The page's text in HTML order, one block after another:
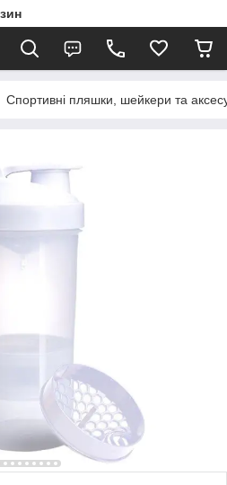
Спортивні пляшки, шейкери та